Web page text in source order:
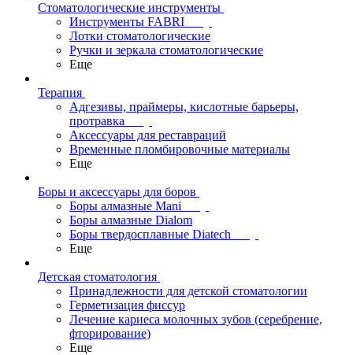
Стоматологические инструменты
Инструменты FABRI
Лотки стоматологические
Ручки и зеркала стоматологические
Еще
Терапия
Адгезивы, праймеры, кислотные барьеры,
протравка
Аксессуары для реставраций
Временные пломбировочные материалы
Еще
Боры и аксессуары для боров
Боры алмазные Mani
Боры алмазные Dialom
Боры твердосплавные Diatech
Еще
Детская стоматология
Принадлежности для детской стоматологии
Герметизация фиссур
Лечение кариеса молочных зубов (серебрение,
фторирование)
Еще